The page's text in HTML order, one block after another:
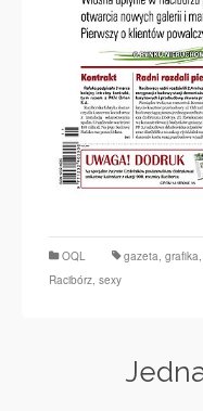
OQL gazeta, grafika,
Racibórz, sexy